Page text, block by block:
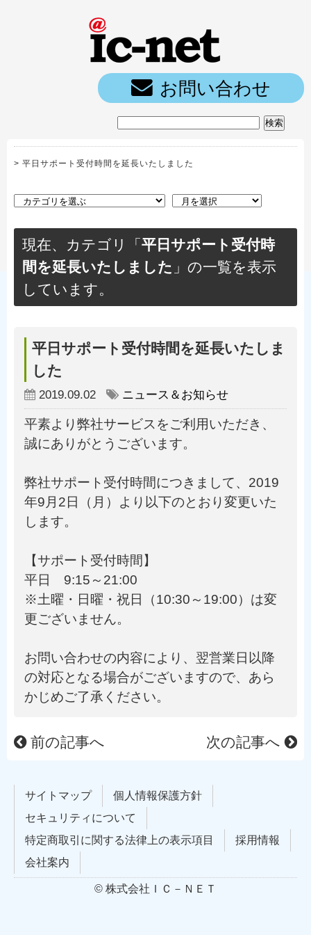
お問い合わせ
> 平日サポート受付時間を延長いたしました
現在、カテゴリ「 平日サポート受付時
間を延長いたしました 」の一覧を表示
しています。
平日サポート受付時間を延長いたしま
した
2019.09.02 ニュース＆お知らせ
平素より弊社サービスをご利用いただき、
誠にありがとうございます。
弊社サポート受付時間につきまして、2019
年9月2日（月）より以下のとおり変更いた
します。
【サポート受付時間】
平日 9:15～21:00
※土曜・日曜・祝日（10:30～19:00）は変
更ございません。
お問い合わせの内容により、翌営業日以降
の対応となる場合がございますので、あら
かじめご了承ください。
前の記事へ 次の記事へ
サイトマップ
個人情報保護方針
セキュリティについて
特定商取引に関する法律上の表示項目
採用情報
会社案内
© 株式会社ＩＣ－ＮＥＴ